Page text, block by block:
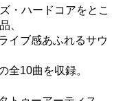
・ハードコアをとこ
、
イブ感あふれるサウ
全10曲を収録。